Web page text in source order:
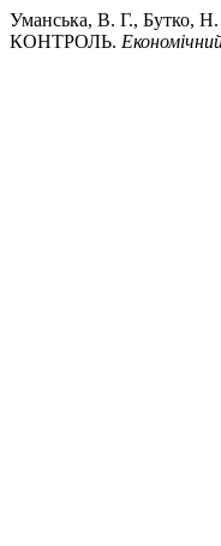
Уманська, В. Г.,
КОНТРОЛЬ.